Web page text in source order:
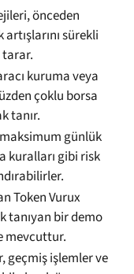
önceden
artışlarını sürekli
kuruma veya
çoklu borsa
tanır.
günlük
kuralları gibi risk
Token Vurux
tanıyan bir demo
mevcuttur.
geçmiş işlemler ve